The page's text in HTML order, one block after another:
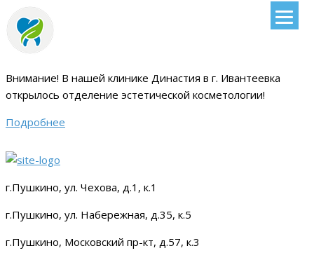
Внимание! В нашей клинике Династия в г. Ивантеевка
открылось отделение эстетической косметологии!
Подробнее
г.Пушкино, ул. Чехова, д.1, к.1
г.Пушкино, ул. Набережная, д.35, к.5
г.Пушкино, Московский пр-кт, д.57, к.3